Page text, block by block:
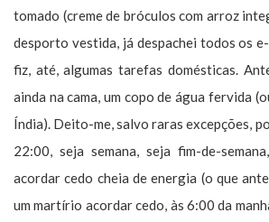
tomado (creme de bróculos com arroz
desporto vestida, já despachei todos os
fiz, até, algumas tarefas domésticas.
ainda na cama, um copo de água fervida
Índia). Deito-me, salvo raras excepções,
22:00, seja semana, seja fim-de-
acordar cedo cheia de energia (o que
um martírio acordar cedo, às 6:00 da